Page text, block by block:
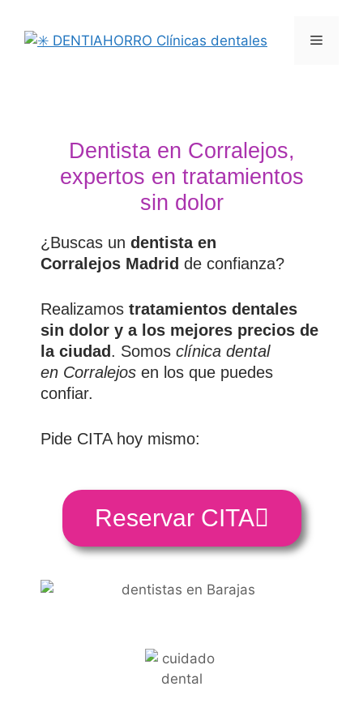
Dentista en Corralejos,
expertos en tratamientos
sin dolor
¿Buscas un dentista en
Corralejos Madrid de confianza?
Realizamos tratamientos dentales
sin dolor y a los mejores precios de
la ciudad . Somos clínica dental
en Corralejos en los que puedes
confiar.
Pide CITA hoy mismo:
Reservar CITA